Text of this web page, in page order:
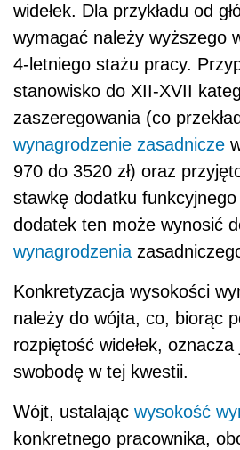
widełek. Dla przykładu od
wymagać należy wyższego
4-letniego stażu pracy.
stanowisko do XII-XVII
zaszeregowania (co
wynagrodzenie zasadnicze
970 do 3520 zł) oraz
stawkę dodatku
dodatek ten może wynosić
wynagrodzenia
Konkretyzacja wysokości
należy do wójta, co, biorąc
rozpiętość widełek,
swobodę w tej kwestii.
Wójt, ustalając wysokość
konkretnego pracownika,